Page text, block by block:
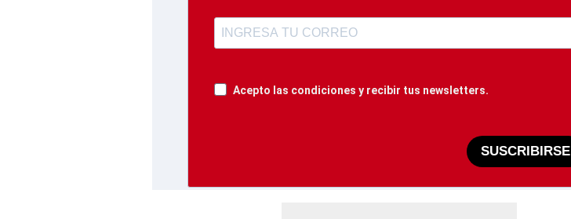
Acepto las condiciones y recibir tus newsletters.
SUSCRIBIRSE